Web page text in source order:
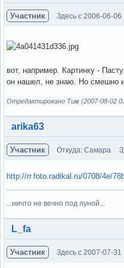
Участник Здесь с 2006-06-06
вот, например. Картинку -
он нашел, не знаю. Но смешно и
Отредактировано Тим (2007-08-02
Вне форума
arika63
Участник Откуда: Самара
http://rr.foto.radikal.ru/0708/4e/
...ничто не вечно под луной...
Вне форума
L_fa
Участник Здесь с 2007-07-31